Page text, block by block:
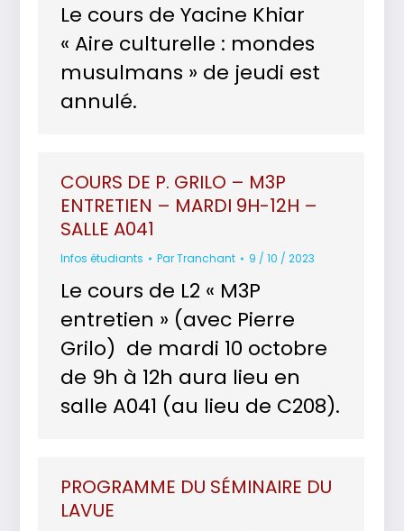
Le cours de Yacine Khiar
« Aire culturelle : mondes
musulmans » de jeudi est
annulé.
COURS DE P. GRILO – M3P
ENTRETIEN – MARDI 9H-12H –
SALLE A041
Infos étudiants ParTranchant 9 / 10 / 2023
Le cours de L2 « M3P
entretien » (avec Pierre
Grilo) de mardi 10 octobre
de 9h à 12h aura lieu en
salle A041 (au lieu de C208).
PROGRAMME DU SÉMINAIRE DU
LAVUE